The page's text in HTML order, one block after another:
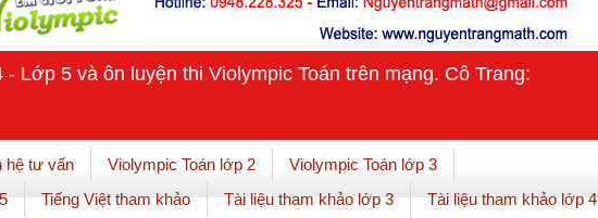
Lớp 5 và ôn luyện thi Violympic Toán trên mạng. Cô Trang:
hệ tư vấn Violympic Toán lớp 2
Violympic Toán lớp 3
Tiếng Việt tham khảo Tài liệu tham khảo lớp 3
Tài liệu tham khảo lớp 4